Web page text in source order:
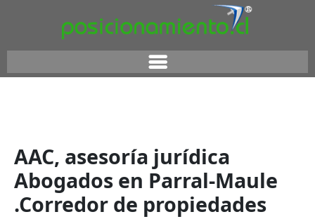
AAC, asesoría jurídica
Abogados en Parral-Maule
.Corredor de propiedades